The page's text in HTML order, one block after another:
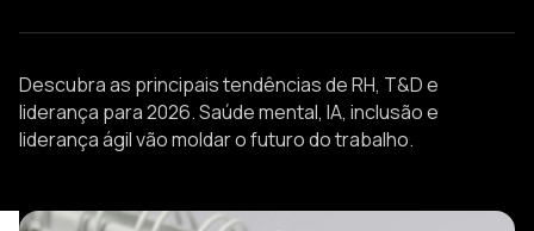
Portfolio
Descubra as principais tendências de RH, T&D e
liderança para 2026. Saúde mental, IA, inclusão e
liderança ágil vão moldar o futuro do trabalho.